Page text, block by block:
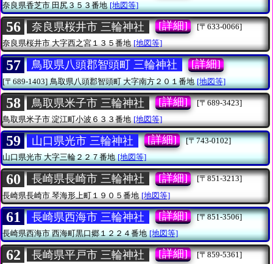
奈良県香芝市田尻３５３番地 [地図等]
56 奈良県桜井市 三輪神社 [詳細]
[〒633-0066]
奈良県桜井市大字西之宮１３５番地 [地図等]
57 鳥取県八頭郡智頭町 三輪神社 [詳細]
[〒689-1403] 鳥取県八頭郡智頭町大字南方２０１番地 [地図等]
58 鳥取県米子市 三輪神社 [詳細]
[〒689-3423]
鳥取県米子市淀江町小波６３３番地 [地図等]
59 山口県光市 三輪神社 [詳細]
[〒743-0102]
山口県光市大字三輪２２７番地 [地図等]
60 長崎県長崎市 三輪神社 [詳細]
[〒851-3213]
長崎県長崎市 琴海形上町１９０５番地 [地図等]
61 長崎県西海市 三輪神社 [詳細]
[〒851-3506]
長崎県西海市西海町黒口郷１２２４番地 [地図等]
62 長崎県平戸市 三輪神社 [詳細]
[〒859-5361]